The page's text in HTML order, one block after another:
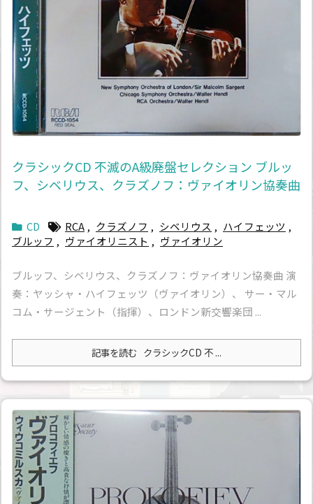
クラシックCD 不滅のA級廃盤セレクション ブルッ
フ、シベリウス、クラズノフ：ヴァイオリン協奏曲
CD RCA , クラズノフ , シベリウス , ハイフェッツ ,
ブルッフ , ヴァイオリニスト , ヴァイオリン
ブルッフ、シベリウス、クラズノフ：ヴァイオリン協奏曲 演
奏：ヤッシャ・ハイフェッツ（ヴァイオリン）、 サー・マル
コム・サージェント（指揮）、ロンドン新交響楽団 ...
記事を読む クラシックCD 不 ...